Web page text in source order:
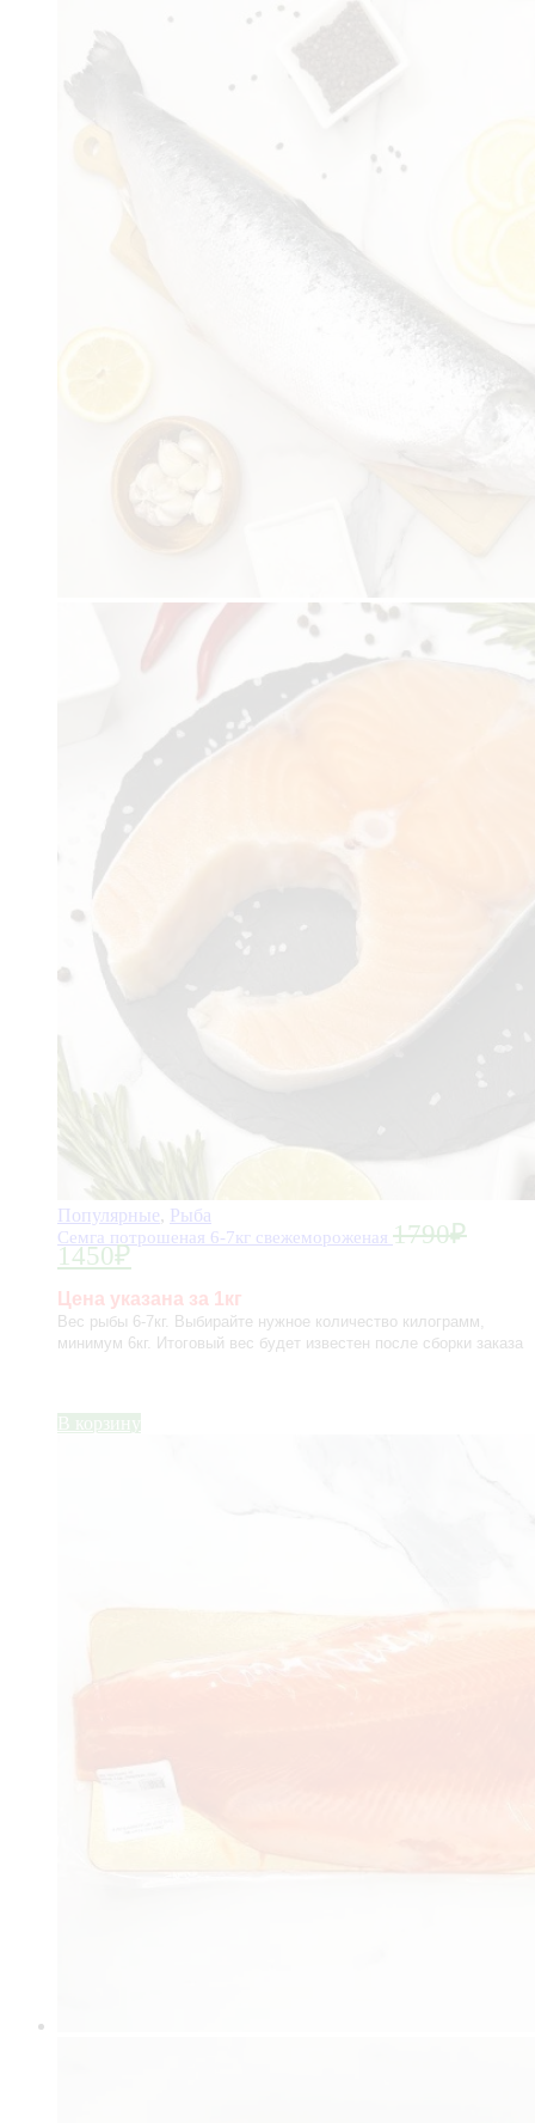
Популярные, Рыба
Семга потрошеная 6-7кг свежемороженая 1790₽
1450₽
Цена указана за 1кг
Вес рыбы 6-7кг. Выбирайте нужное количество килограмм,
минимум 6кг. Итоговый вес будет известен после сборки заказа
В корзину